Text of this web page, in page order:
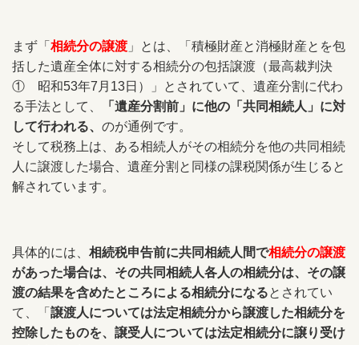
まず「 相続分の譲渡 」とは、「積極財産と消極財産とを包
括した遺産全体に対する相続分の包括譲渡（最高裁判決
① 昭和53年7月13日 ）」とされていて、遺産分割に代わ
る手法として、
「遺産分割前」に他の「共同相続人」に対
して行われる、 のが通例です。
そして税務上は、ある相続人がその相続分を他の共同相続
人に譲渡した場合、遺産分割と同様の課税関係が生じると
解されています。
具体的には、 相続税申告前に共同相続人間で相続分の譲渡
があった場合は、その共同相続人各人の相続分は、その譲
渡の結果を含めたところによる相続分になるとされてい
て、「 譲渡人については法定相続分から譲渡した相続分を
控除したものを、譲受人については法定相続分に譲り受け